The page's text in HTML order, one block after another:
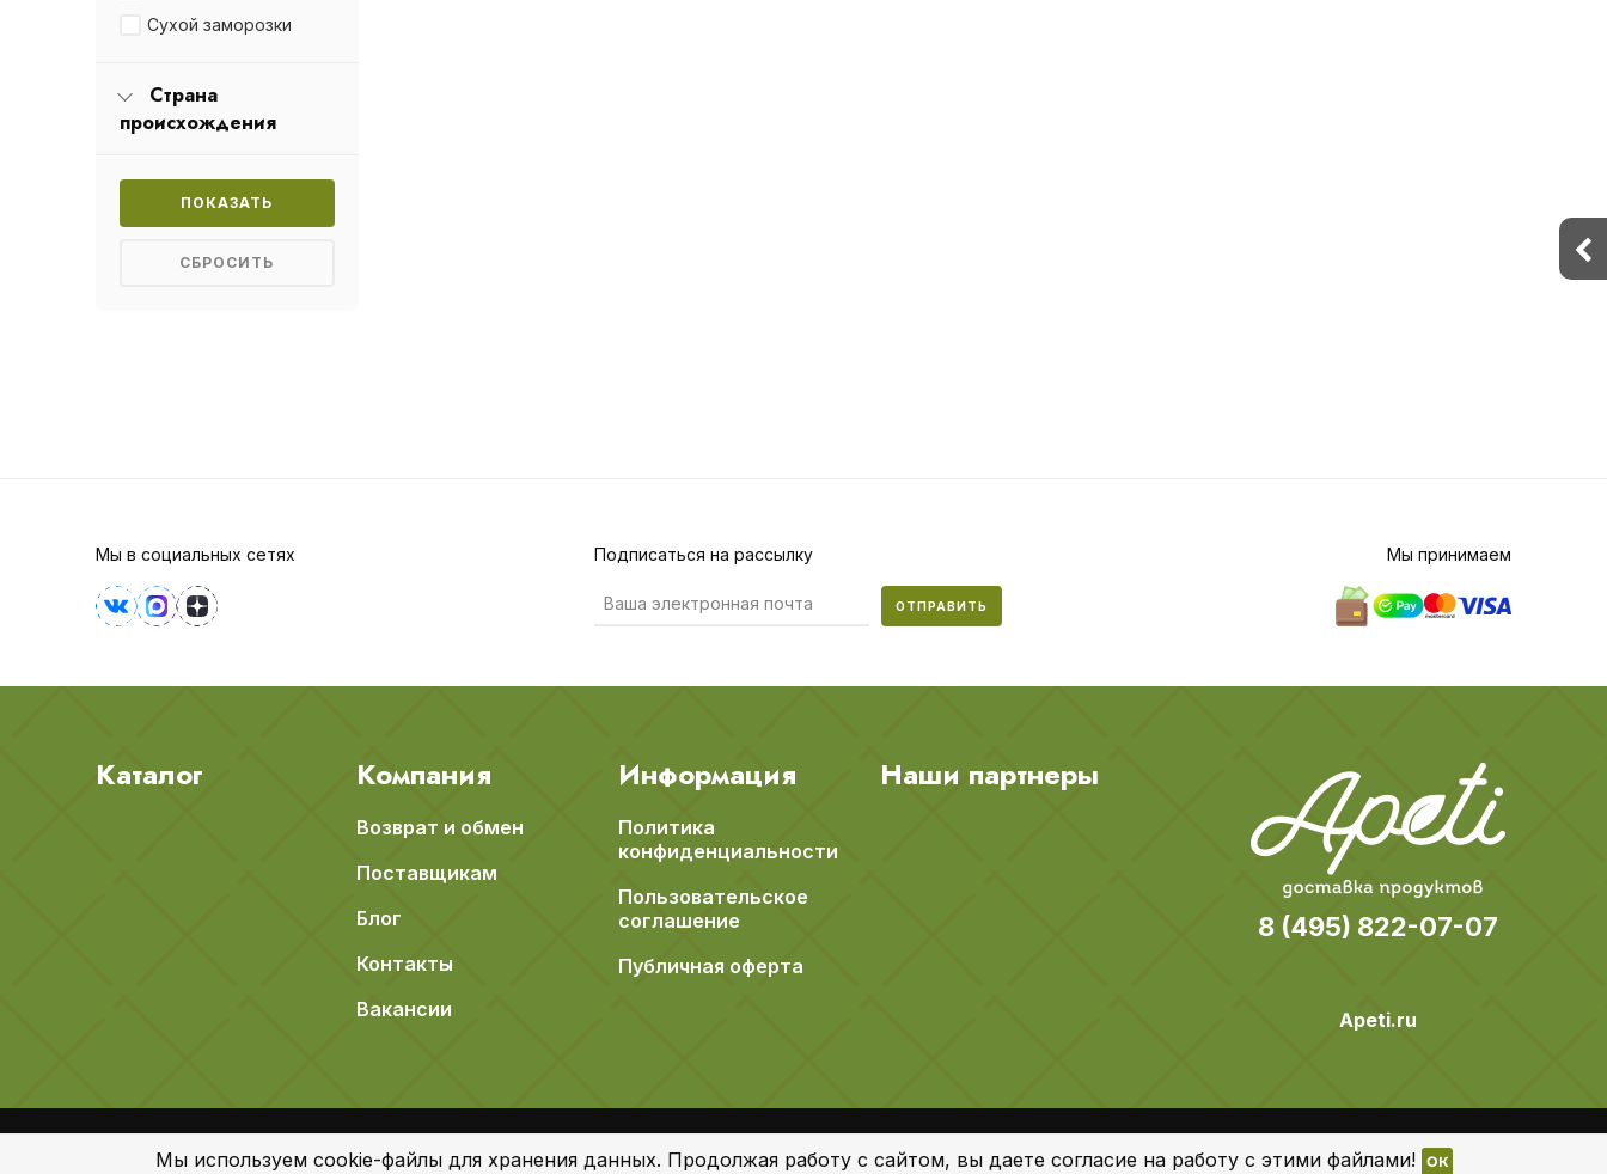
Сухой заморозки
Страна
происхождения
Мы в социальных сетях Подписаться на рассылку
ОТПРАВИТЬ
Мы принимаем
Каталог Компания
Возврат и обмен
Поставщикам
Блог
Контакты
Вакансии
Информация
Политика
конфиденциальности
Пользовательское
соглашение
Публичная оферта
Наши партнеры
8 (495) 822-07-07
Apeti.ru
Все права защищены
Мы используем cookie-файлы для хранения данных. Продолжая работу с сайтом, вы даете согласие на работу с этими файлами! OK